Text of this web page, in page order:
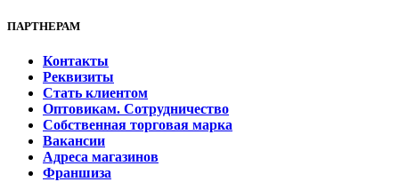
ПАРТНЕРАМ
Контакты
Реквизиты
Стать клиентом
Оптовикам. Сотрудничество
Собственная торговая марка
Вакансии
Адреса магазинов
Франшиза